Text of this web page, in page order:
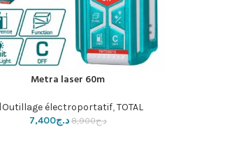
إضافة إلى السلةMetra laser 60m
Outillage électroportatif,TOTAL🟩
د.ج8,900 د.ج7,400